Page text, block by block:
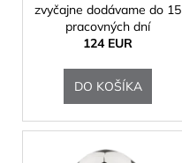
v
zvyčajne dodávame do 15
pracovných dní
124 EUR
DO KOŠÍKA